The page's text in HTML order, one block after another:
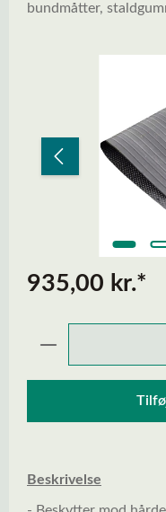
bundmåtter,
935,00 kr.*
Beskrivelse